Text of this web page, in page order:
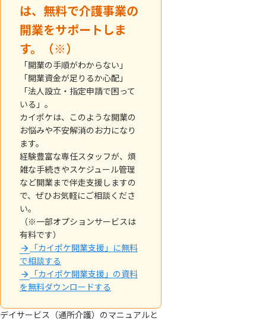
は、無料で介護事業の
開業をサポートしま
す。（※）
「開業の手順がわからない」
「開業資金が足りるか心配」
「法人設立・指定申請で困って
いる」。
カイポケは、このような開業の
お悩みや不安解消のお力になり
ます。
経験豊富な専任スタッフが、煩
雑な手続きやスケジュール管理
など開業まで伴走支援しますの
で、ぜひお気軽にご相談くださ
い。
（※一部オプションサービスは
有料です）
「カイポケ開業支援」に無料
で相談する
「カイポケ開業支援」の資料
を無料ダウンロードする
デイサービス（通所介護）のマニュアルと